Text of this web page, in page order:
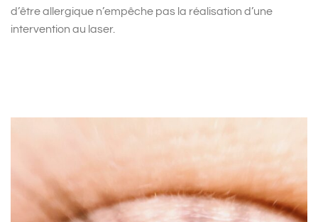
d’être allergique n’empêche pas la réalisation d’une
intervention au laser.